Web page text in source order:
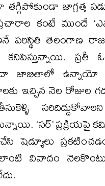
తగ్గిపోకుండా జాగ్రత్త
కంటే ముందే
పరిస్థితి తెలంగాణ
కనిపిస్తున్నాయి. ప్రతీ
జాబితాలో ఉన్నాయో
ఇచ్చిన నెల రోజుల
‘సర్’ ప్రక్రియపై
షెడ్యూలు
వివాదం